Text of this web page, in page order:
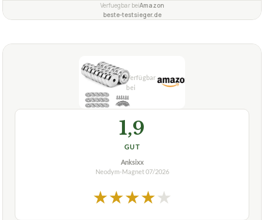
Verfuegbar beiAmazon
beste-testsieger.de
1,9
GUT
Anksixx
Neodym-Magnet07/2026
★★★★★